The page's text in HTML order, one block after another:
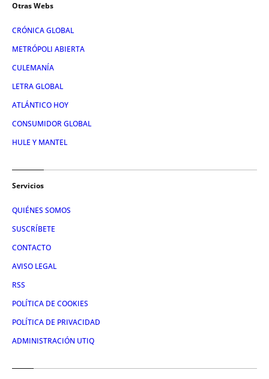
Otras Webs
CRÓNICA GLOBAL
METRÓPOLI ABIERTA
CULEMANÍA
LETRA GLOBAL
ATLÁNTICO HOY
CONSUMIDOR GLOBAL
HULE Y MANTEL
Servicios
QUIÉNES SOMOS
SUSCRÍBETE
CONTACTO
AVISO LEGAL
RSS
POLÍTICA DE COOKIES
POLÍTICA DE PRIVACIDAD
ADMINISTRACIÓN UTIQ